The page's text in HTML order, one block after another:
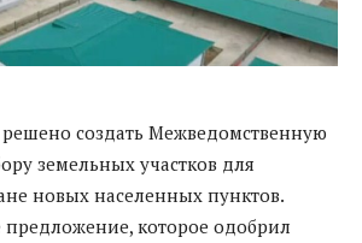
создать Межведомственную
земельных участков для
новых населенных пунктов.
предложение, которое одобрил